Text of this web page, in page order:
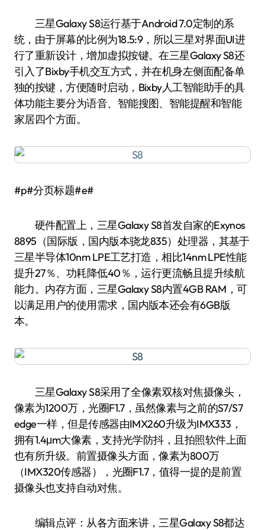
三星Galaxy S8运行基于Android 7.0定制的系
统，由于屏幕的比例为18.5:9，所以三星对界面UI进
行了重新设计，增加虚拟按键。在三星Galaxy S8还
引入了Bixby手机交互方式，并在机身左侧面配备单
独的按键，方便随时启动，Bixby人工智能助手的具
体功能主要分为语音、智能搜图、智能提醒和智能
家居四个方面。
#p#分页标题#e#
硬件配置上，三星Galaxy S8首发自家的Exynos
8895（国际版，国内版本骁龙835）处理器，其基于
三星半导体10nm LPE工艺打造，相比14nm LPE性能
提升27％、功耗降低40％，运行更流畅且提升续航
能力。内存方面，三星Galaxy S8内置4GB RAM，可
以满足用户的使用需求，国内版本还会有6GB版
本。
三星Galaxy S8采用了全像素双核对焦摄像头，
像素为1200万，光圈F1.7，虽然像素与之前的S7/S7
edge一样，但是传感器由IMX260升级为IMX333，
拥有1.4μm大像素，支持光学防抖，且拍照软件上面
也有所升级。前置摄像头方面，像素为800万
（IMX320传感器），光圈F1.7，值得一提的是前置
摄像头也支持自动对焦。
编辑点评：从各方面来讲，三星Galaxy S8都达